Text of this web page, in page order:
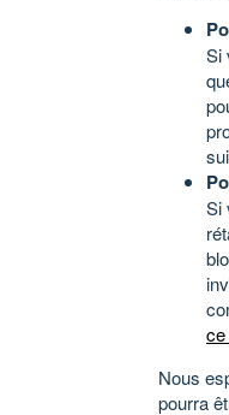
Si
Si
ce
Nous
pourra